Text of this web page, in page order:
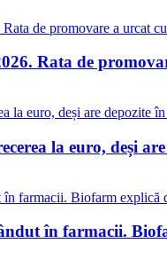
Rata de
la euro, deși
în farmacii.